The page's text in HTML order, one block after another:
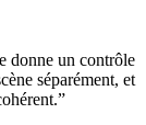
donne un contrôle
séparément, et
”